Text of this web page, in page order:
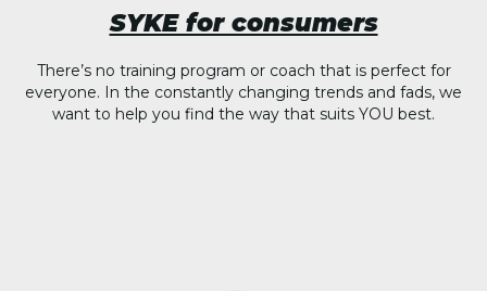
SYKE for consumers
There’s no training program or coach that is perfect for
everyone. In the constantly changing trends and fads, we
want to help you find the way that suits YOU best.